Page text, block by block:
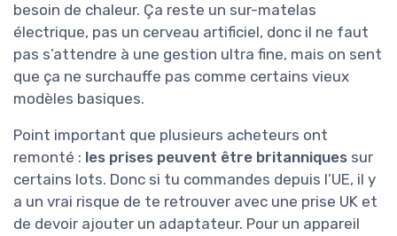
besoin de chaleur. Ça reste un sur-matelas
électrique, pas un cerveau artificiel, donc il ne faut
pas s’attendre à une gestion ultra fine, mais on sent
que ça ne surchauffe pas comme certains vieux
modèles basiques.
Point important que plusieurs acheteurs ont
remonté : les prises peuvent être britanniques sur
certains lots. Donc si tu commandes depuis l’UE, il y
a un vrai risque de te retrouver avec une prise UK et
de devoir ajouter un adaptateur. Pour un appareil